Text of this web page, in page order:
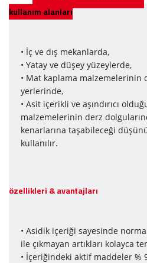
kullanım alanları
• İç ve dış mekanlarda,
• Yatay ve düşey yüzeylerde,
• Mat kaplama malzemelerinin
yerlerinde,
• Asit içerikli ve aşındırıcı
malzemelerinin derz
kenarlarına taşabileceği
kullanılır.
özellikleri & avantajları
• Asidik içeriği sayesinde
ile çıkmayan artıkları kolayca
• İçeriğindeki aktif maddeler %